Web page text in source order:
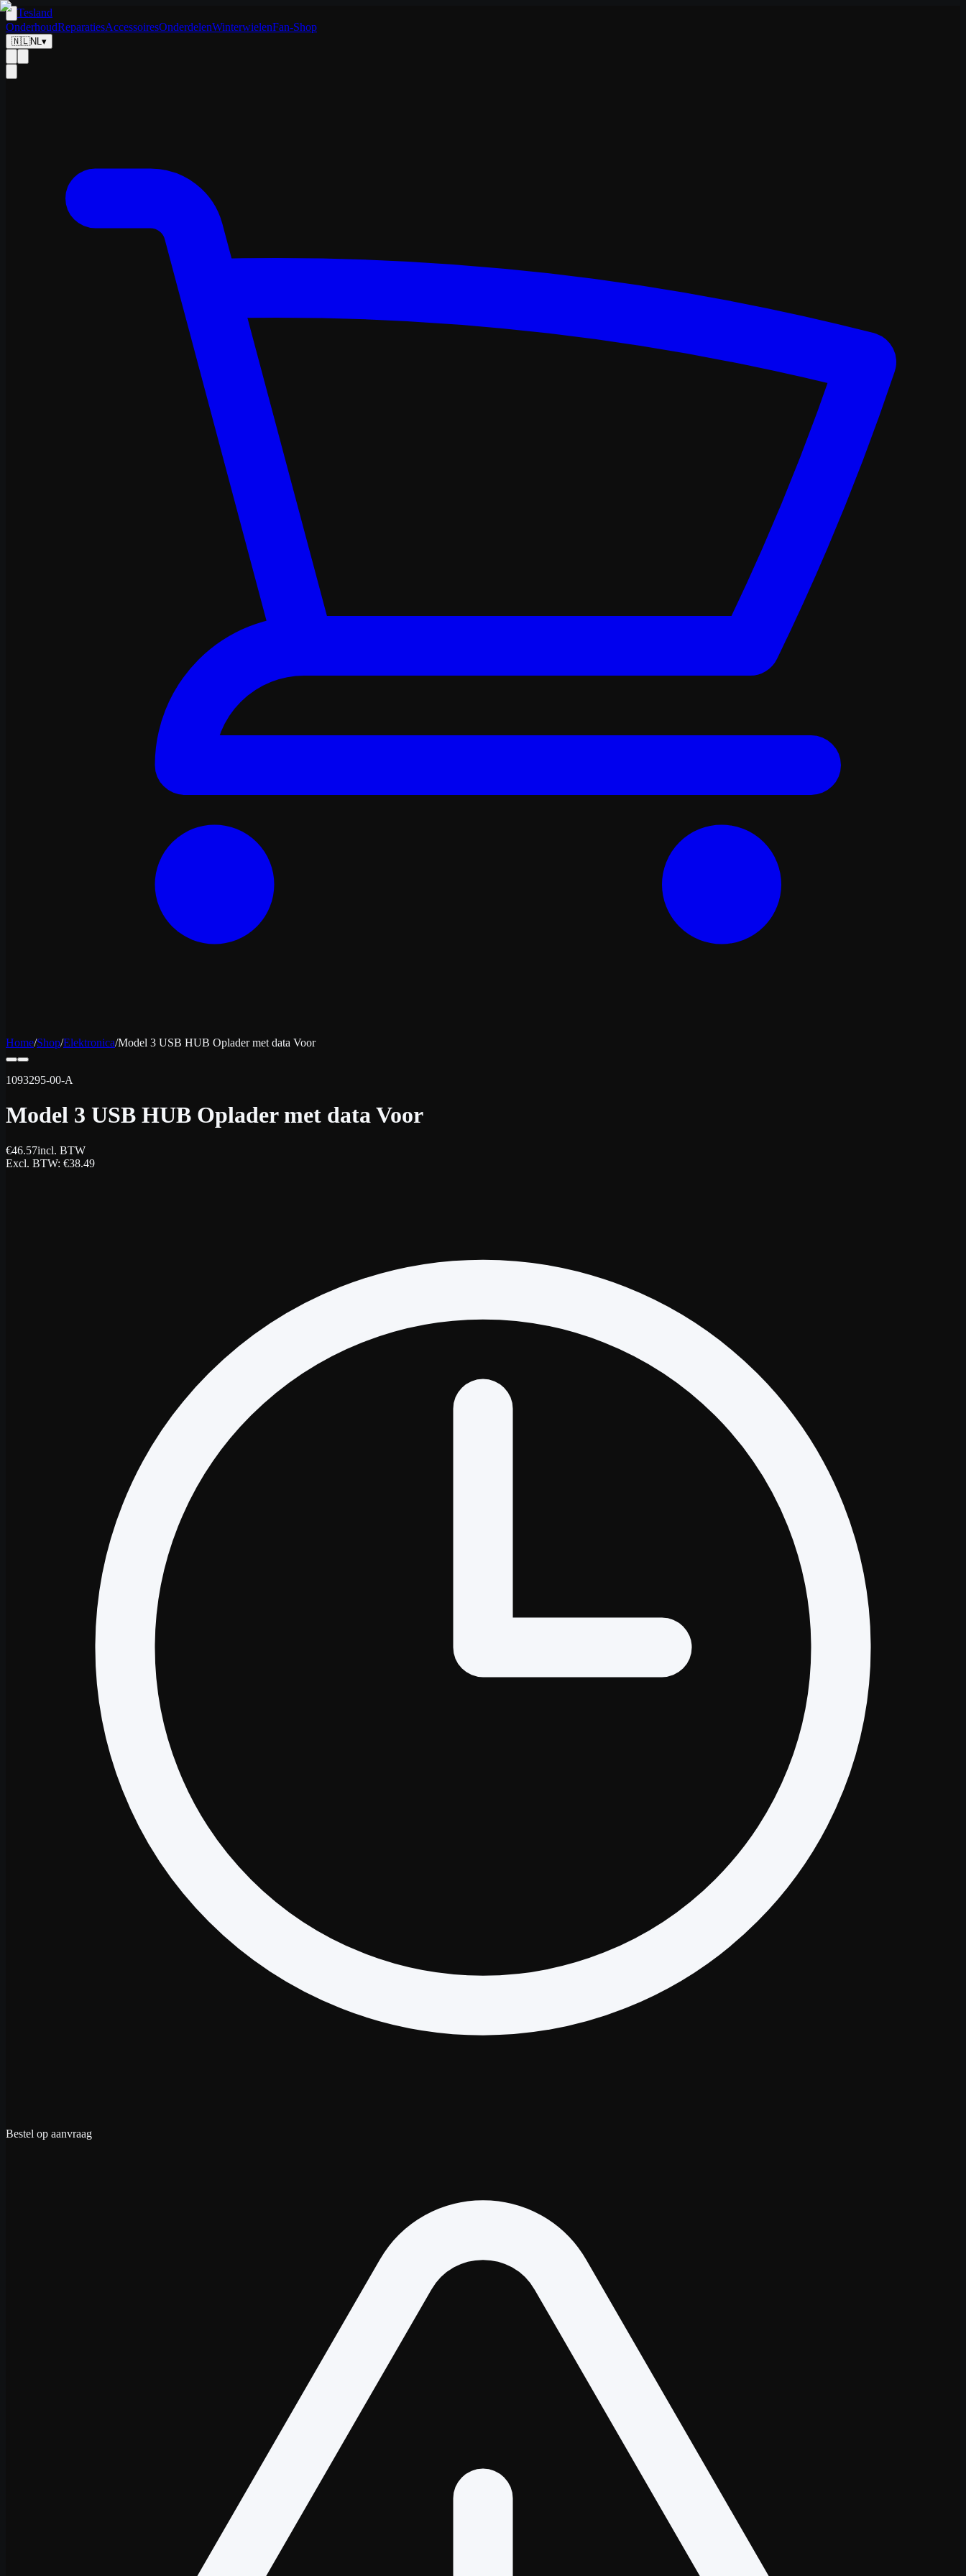
Tesland
OnderhoudReparatiesAccessoiresOnderdelenWinterwielenFan-Shop
🇳🇱NL▾
Home/Shop/Elektronica/Model 3 USB HUB Oplader met data Voor
1093295-00-A
Model 3 USB HUB Oplader met data Voor
€46.57incl. BTW
Excl. BTW: €38.49
Bestel op aanvraag